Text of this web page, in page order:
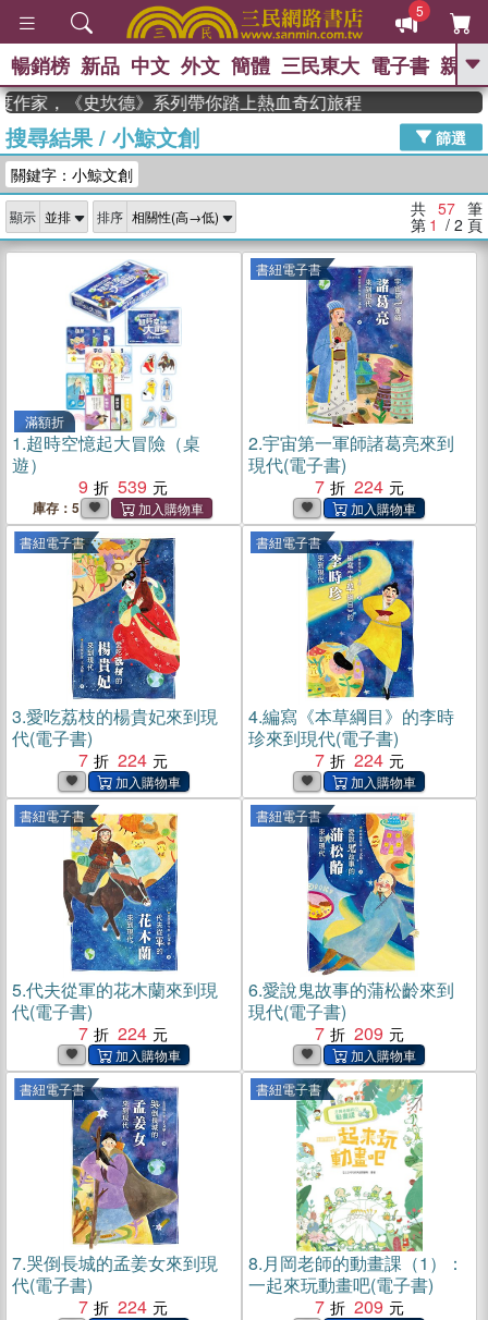
5
GO
高希均教授回憶錄
、 The Odyssey 、 父親節 、 如果歷
獎 臺灣漫遊錄 、 方念華 、 台灣的李
登輝時代
數學女孩：黎曼猜想 、
偉大的迷走神經
暢銷榜 新品 中文 外文 簡體 三民東大 電子書 親子
《史坎德》系列帶你踏上熱血奇幻旅程
搜尋結果/ 小鯨文創
篩選
關鍵字：小鯨文創
顯示 排序 共 57 筆
第 1 / 2 頁
滿額折
1.超時空憶起大冒險（桌
遊）
9
539
庫存：5
書紐電子書
2.宇宙第一軍師諸葛亮來到
現代(電子書)
7
224
書紐電子書
3.愛吃荔枝的楊貴妃來到現
代(電子書)
7
224
書紐電子書
4.編寫《本草綱目》的李時
珍來到現代(電子書)
7
224
書紐電子書
5.代夫從軍的花木蘭來到現
代(電子書)
7
224
書紐電子書
6.愛說鬼故事的蒲松齡來到
現代(電子書)
7
209
書紐電子書
7.哭倒長城的孟姜女來到現
代(電子書)
7
224
書紐電子書
8.月岡老師的動畫課（1）：
一起來玩動畫吧(電子書)
7
209